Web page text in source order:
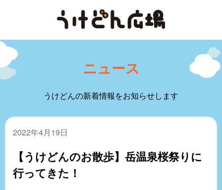
ニュース
うけどんの新着情報をお知らせします
2022年4月19日
【うけどんのお散歩】岳温泉桜祭りに
行ってきた！